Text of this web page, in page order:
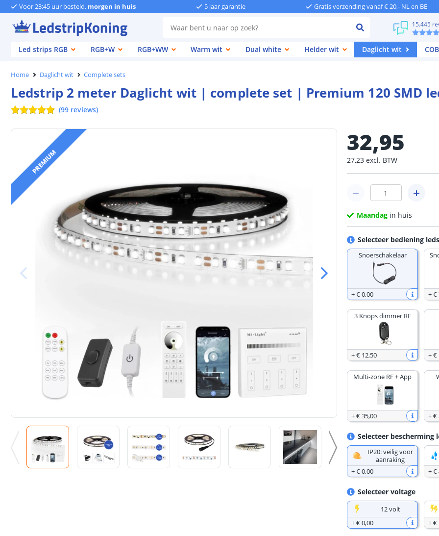
Voor 23:45 uur besteld, morgen in huis 5 jaar garantie Gratis verzending vanaf € 20,- NL en BE
15.445
Led strips RGB
RGB+W RGB+WW Warm wit Dual white Helder wit Daglicht wit COB
Home Daglicht wit Complete sets
Ledstrip 2 meter Daglicht wit | complete set | Premium 120 SMD
(99 reviews)
PREMIUM
32,95
27,23 excl. BTW
Maandag in huis
Selecteer bediening
Snoerschakelaar
+€ 0,00 +€
3 Knops dimmer RF
+€ 12,50 +€
Multi-zone RF + App
+€ 35,00 +€
Selecteer bescherming
IP20: veilig voor
aanraking
+€ 0,00
+€
Selecteer voltage
12 volt
+€ 0,00
+€